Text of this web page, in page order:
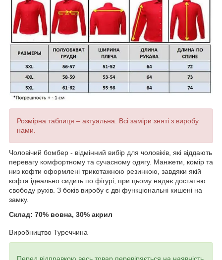
Розмірна таблиця – актуальна. Всі заміри зняті з виробу
нами.
Чоловічий бомбер - відмінний вибір для чоловіків, які віддають
перевагу комфортному та сучасному одягу. Манжети, комір та
низ кофти оформлені трикотажною резинкою, завдяки якій
кофта ідеально сидить по фігурі, при цьому надає достатню
свободу рухів. З боків виробу є дві функціональні кишені на
замку.
Склад: 70% вовна, 30% акрил
Виробництво Туреччина